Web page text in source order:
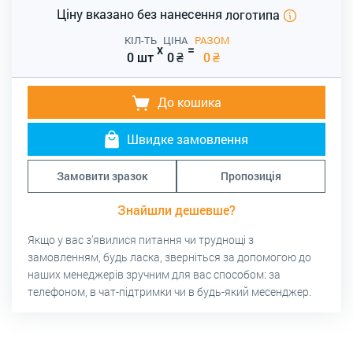
Ціну вказано без нанесення логотипа
КІЛ-ТЬ
0 штx
ЦІНА
0₴ =
РАЗОМ
0₴
До кошика
Швидке замовлення
Замовити зразок Пропозиція
Знайшли дешевше?
Якщо у вас з’явилися питання чи труднощі з
замовленням, будь ласка, зверніться за допомогою до
наших менеджерів зручним для вас способом: за
телефоном, в чат-підтримки чи в будь-який месенджер.